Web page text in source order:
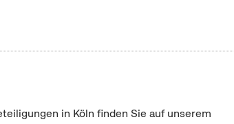
in Köln finden Sie auf unserem